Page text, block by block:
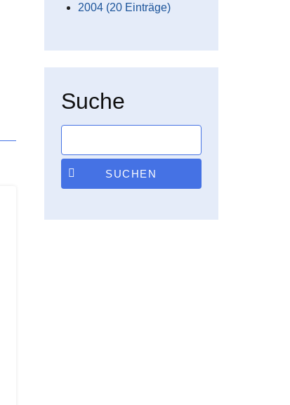
2004 (20 Einträge)
Suche
SUCHEN